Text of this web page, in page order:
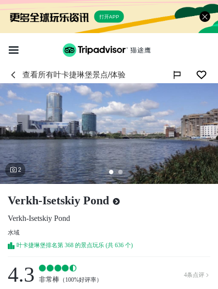
打开APP
查看所有叶卡捷琳堡景点/体验
2
Verkh-Isetskiy Pond
Verkh-Isetskiy Pond
水域
叶卡捷琳堡排名第 368 的景点玩乐 (共 636 个)
4.3 非常棒 （ 100%好评率）
4条点评 